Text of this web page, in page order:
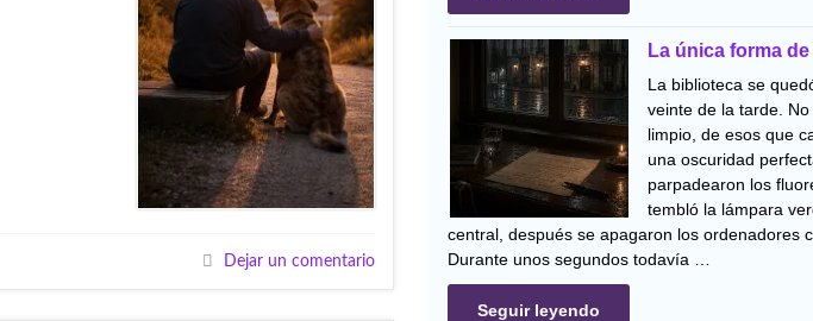
Dejar un comentario
La única forma
La biblioteca se
veinte de la tarde.
limpio, de esos que
una oscuridad
parpadearon los
tembló la lámpara
central, después se apagaron los ordenadores
Durante unos segundos todavía …
Seguir leyendo